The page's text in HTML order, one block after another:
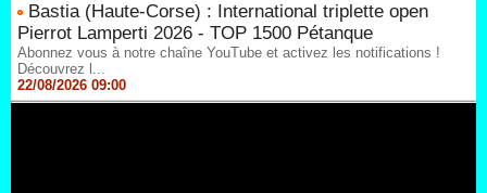
Bastia (Haute-Corse) : International triplette open
Pierrot Lamperti 2026 - TOP 1500 Pétanque
Abonnez vous à notre chaîne YouTube et activez les notifications !
Découvrez l...
22/08/2026 09:00